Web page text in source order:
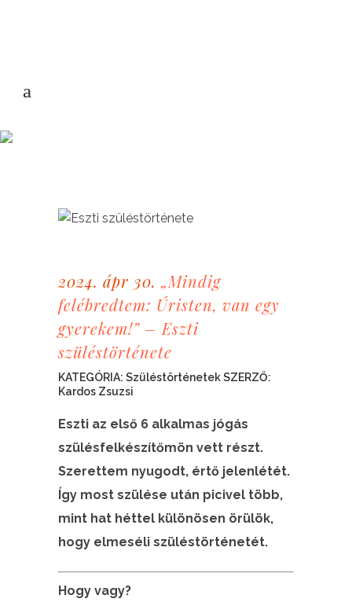
2024. ápr 30. „Mindig
felébredtem: Úristen, van egy
gyerekem!” – Eszti
szüléstörténete
KATEGÓRIA: SzüléstörténetekSZERZŐ:
Kardos Zsuzsi
Eszti az első 6 alkalmas jógás
szülésfelkészítőmön vett részt.
Szerettem nyugodt, értő jelenlétét.
Így most szülése után picivel több,
mint hat héttel különösen örülök,
hogy elmeséli szüléstörténetét.
Hogy vagy?